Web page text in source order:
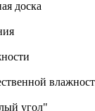
доска
угол"